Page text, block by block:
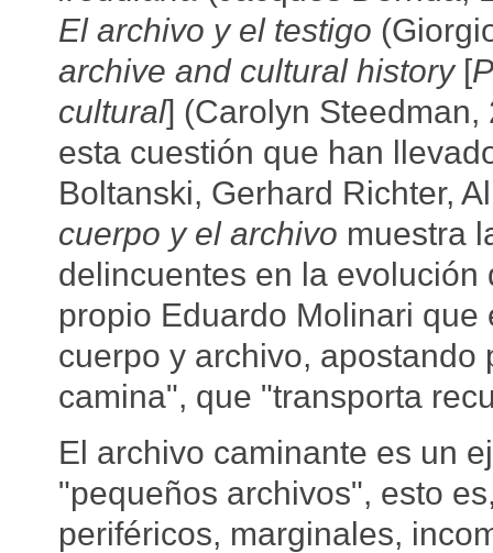
El archivo y el testigo
archive and cultural history[
cultural] (Carolyn
esta cuestión que han
Boltanski, Gerhard Richter,
cuerpo y el archivo muestra
delincuentes en la
propio Eduardo Molinari
cuerpo y archivo,
camina", que "transporta
El archivo caminante es un
"pequeños archivos", esto
periféricos, marginales,